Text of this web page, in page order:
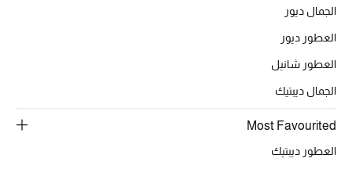
الموسم الجديد
الجمال ديور
العطور ديور
العطور شانيل
الجمال ديبتيك
Most Favourited
العطور ديبتيك